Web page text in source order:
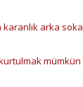
arka
mümkün